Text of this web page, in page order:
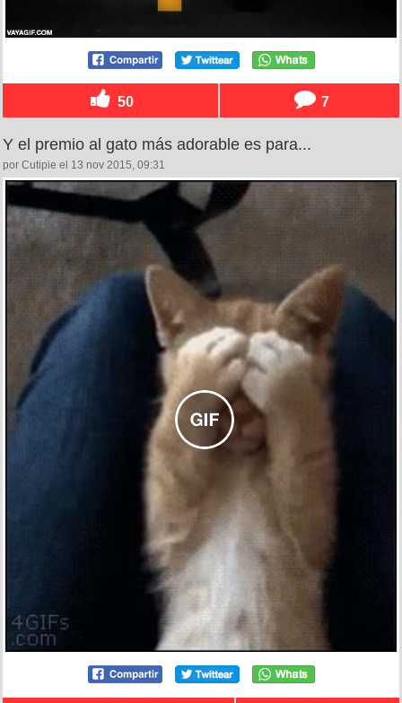
50 7
Y el premio al gato más adorable es para...
por Cutipie el 13 nov 2015, 09:31